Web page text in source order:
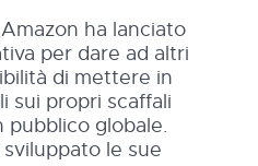
ha lanciato
per dare ad altri
di mettere in
sui propri scaffali
pubblico globale.
le sue